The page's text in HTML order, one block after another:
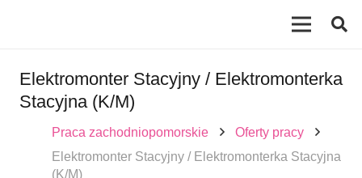
Elektromonter Stacyjny / Elektromonterka
Stacyjna (K/M)
Praca zachodniopomorskie
Oferty pracy
Elektromonter Stacyjny / Elektromonterka Stacyjna
(K/M)